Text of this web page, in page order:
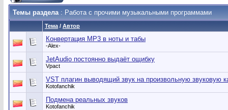
Темы раздела: Работа с прочими музыкальными программами
Тема / Автор
Конвертация MP3 в ноты и табы
-Alex-
JetAudio постоянно выдаёт ощибку
Vpact
VST плагин выводящий звук на произвольную звуковую
Kotofanchik
Подмена реальных звуков
Kotofanchik